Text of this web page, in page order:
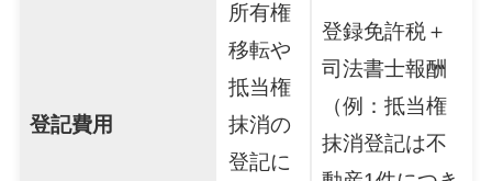
登記費用
所有権
移転や
抵当権
抹消の
登記に
登録免許税＋
司法書士報酬
（例：抵当権
抹消登記は不